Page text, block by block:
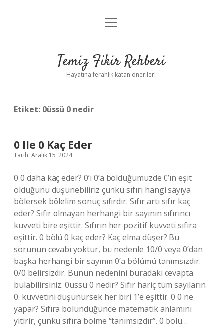
Anasayfa
Yasal Uyarı
menüyü
Temiz Fikir Rehberi
Hayatına ferahlık katan öneriler!
Etiket: 0üssü 0 nedir
0 Ile 0 Kaç Eder
Tarih: Aralık 15, 2024
0 0 daha kaç eder? 0’ı 0’a böldüğümüzde 0’ın eşit
olduğunu düşünebiliriz çünkü sıfırı hangi sayıya
bölersek bölelim sonuç sıfırdır. Sıfır artı sıfır kaç
eder? Sıfır olmayan herhangi bir sayının sıfırıncı
kuvveti bire eşittir. Sıfırın her pozitif kuvveti sıfıra
eşittir. 0 bölü 0 kaç eder? Kaç elma düşer? Bu
sorunun cevabı yoktur, bu nedenle 10/0 veya 0’dan
başka herhangi bir sayının 0’a bölümü tanımsızdır.
0/0 belirsizdir. Bunun nedenini buradaki cevapta
bulabilirsiniz. 0üssü 0 nedir? Sıfır hariç tüm sayıların
0. kuvvetini düşünürsek her biri 1’e eşittir. 0 0 ne
yapar? Sıfıra bölündüğünde matematik anlamını
yitirir, çünkü sıfıra bölme “tanımsızdır”. 0 bölü…